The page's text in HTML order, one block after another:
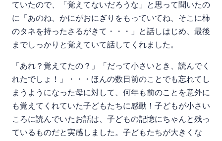
ていたので、「覚えてないだろうな」と思って聞いたの
に「あのね、かにがおにぎりをもっていてね、そこに柿
のタネを持ったさるがきて・・・」と話しはじめ、最後
までしっかりと覚えていて話してくれました。
「あれ？覚えてたの？」「だって小さいとき、読んでく
れたでしょ！」・・・ほんの数日前のことでも忘れてし
まうようになった母に対して、何年も前のことを意外に
も覚えてくれていた子どもたちに感動！子どもが小さい
ころに読んでいたお話は、子どもの記憶にちゃんと残っ
ているものだと実感しました。子どもたちが大きくな